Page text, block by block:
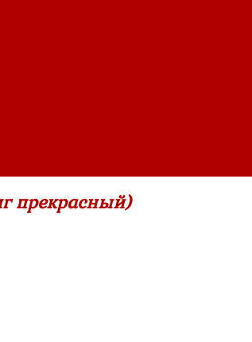
прекрасный)